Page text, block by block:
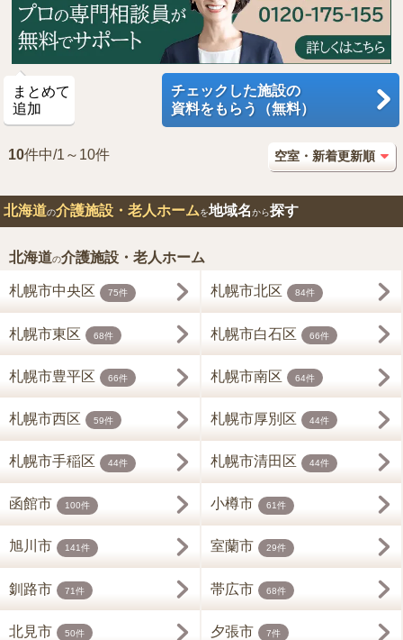
まとめて
追加
チェックした施設の
資料をもらう（無料）
10件中/1～10件
北海道の介護施設・老人ホームを地域名から探す
北海道の介護施設・老人ホーム
札幌市中央区 75件 札幌市北区 84件
札幌市東区 68件 札幌市白石区 66件
札幌市豊平区 66件 札幌市南区 64件
札幌市西区 59件 札幌市厚別区 44件
札幌市手稲区 44件 札幌市清田区 44件
函館市 100件 小樽市 61件
旭川市 141件 室蘭市 29件
釧路市 71件 帯広市 68件
北見市 50件 夕張市 7件